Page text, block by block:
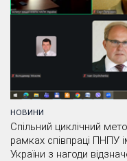
НОВИНИ
Спільний циклічний
рамках співпраці ПНПУ
України з нагоди